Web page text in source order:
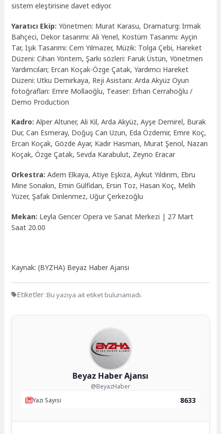
sistem eleştirisine davet ediyor.
Yaratıcı Ekip: Yönetmen: Murat Karasu, Dramaturg: Irmak
Bahçeci, Dekor tasarımı: Ali Yenel, Kostüm Tasarımı: Ayçin
Tar, Işık Tasarımı: Cem Yılmazer, Müzik: Tolga Çebi, Hareket
Düzeni: Cihan Yöntem, Şarkı sözleri: Faruk Üstün, Yönetmen
Yardımcıları; Ercan Koçak-Özge Çatak, Yardımcı Hareket
Düzeni: Utku Demirkaya, Reji Asistanı: Arda Akyüz Oyun
fotoğrafları: Emre Mollaoğlu, Teaser: Erhan Cerrahoğlu /
Demo Production
Kadro: Alper Altuner, Ali Kil, Arda Akyüz, Ayşe Demirel, Burak
Dur, Can Esmeray, Doğuş Can Uzun, Eda Özdemir, Emre Koç,
Ercan Koçak, Gözde Ayar, Kadir Hasman, Murat Şenol, Nazan
Koçak, Özge Çatak, Sevda Karabulut, Zeyno Eracar
Orkestra: Adem Elkaya, Atiye Eşkiza, Aykut Yıldırım, Ebru
Mine Sonakın, Emin Gülfidan, Ersin Toz, Hasan Koç, Melih
Yüzer, Şafak Dinlenmez, Uğur Çerkezoğlu
Mekan: Leyla Gencer Opera ve Sanat Merkezi | 27 Mart
Saat 20.00
Kaynak: (BYZHA) Beyaz Haber Ajansı
Etiketler :Bu yazıya ait etiket bulunamadı.
Beyaz Haber Ajansı
@BeyazHaber
Yazı Sayısı
8633